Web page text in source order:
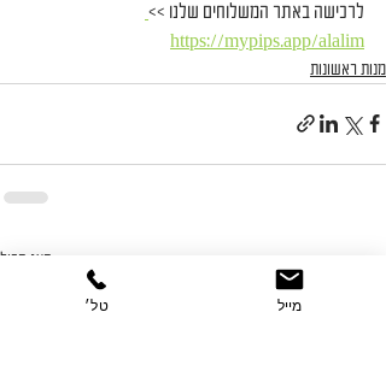
לרכישה באתר המשלוחים שלנו >>
https://mypips.app/alalim
מנות ראשונות
פוסטים אחרונים הצג הכול
טל׳ מייל